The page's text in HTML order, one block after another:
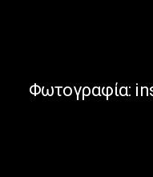
Φωτογραφία: